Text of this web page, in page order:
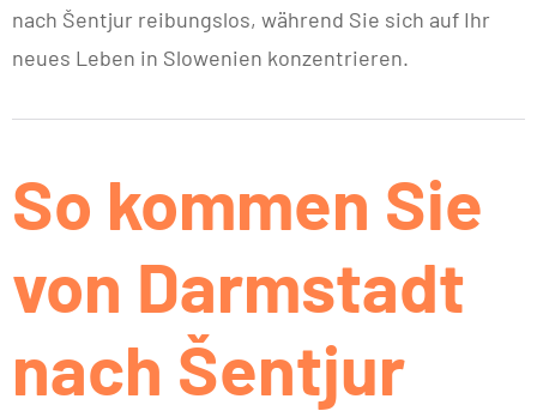
nach Šentjur reibungslos, während Sie sich auf Ihr
neues Leben in Slowenien konzentrieren.
So kommen Sie
von Darmstadt
nach Šentjur